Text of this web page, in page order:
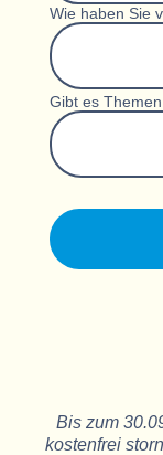
Wie haben Sie
Gibt es
Bis zum
kostenfrei